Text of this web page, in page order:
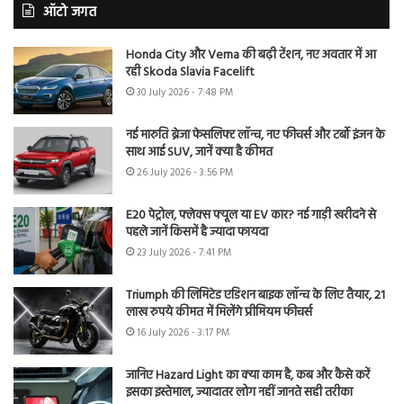
ऑटो जगत
Honda City और Verna की बढ़ी टेंशन, नए अवतार में आ
रही Skoda Slavia Facelift
30 July 2026 - 7:48 PM
नई मारुति ब्रेजा फेसलिफ्ट लॉन्च, नए फीचर्स और टर्बो इंजन के
साथ आई SUV, जानें क्या है कीमत
26 July 2026 - 3:56 PM
E20 पेट्रोल, फ्लेक्स फ्यूल या EV कार? नई गाड़ी खरीदने से
पहले जानें किसमें है ज्यादा फायदा
23 July 2026 - 7:41 PM
Triumph की लिमिटेड एडिशन बाइक लॉन्च के लिए तैयार, 21
लाख रुपये कीमत में मिलेंगे प्रीमियम फीचर्स
16 July 2026 - 3:17 PM
जानिए Hazard Light का क्या काम है, कब और कैसे करें
इसका इस्तेमाल, ज्यादातर लोग नहीं जानते सही तरीका